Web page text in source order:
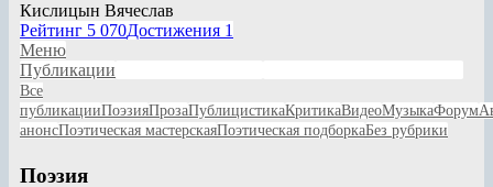
Кислицын Вячеслав
Рейтинг 5 070Достижения 1
Меню
Публикации
Все
публикацииПоэзияПрозаПублицистикаКритикаВидеоМузыкаФорум
анонсПоэтическая мастерскаяПоэтическая подборкаБез рубрики
Поэзия